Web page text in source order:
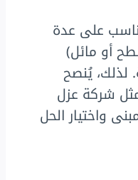
على عدة
أو مائل)
لذلك، يُنصح
شركة عزل
واختيار الحل